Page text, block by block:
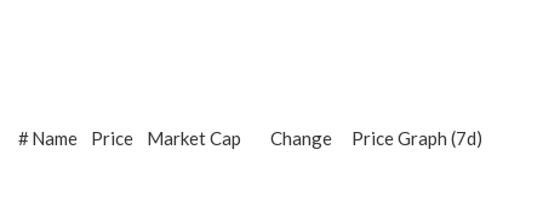
#Name Price Market Cap Change Price Graph (7d)